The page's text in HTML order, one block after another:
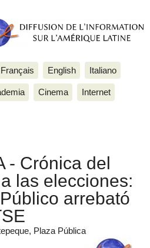
Français English Italiano
Cinema Internet
- Crónica del
las elecciones:
arrebató
Plaza Pública